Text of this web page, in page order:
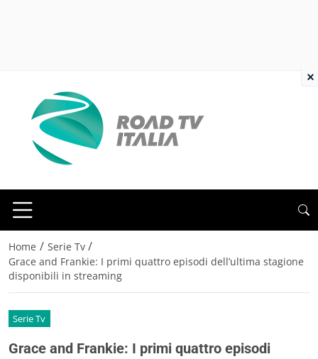
Home / Serie Tv /
Grace and Frankie: I primi quattro episodi dell’ultima stagione
disponibili in streaming
Serie Tv
Grace and Frankie: I primi quattro episodi
×